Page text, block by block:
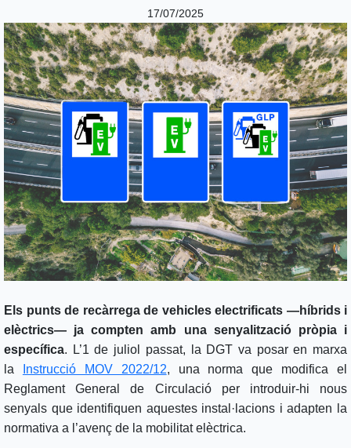
17/07/2025
Els punts de recàrrega de vehicles electrificats —híbrids i
elèctrics— ja compten amb una senyalització pròpia i
específica. L’1 de juliol passat, la DGT va posar en marxa
la
Instrucció MOV 2022/12, una norma que modifica el
Reglament General de Circulació per introduir-hi nous
senyals que identifiquen aquestes instal·lacions i adapten la
normativa a l’avenç de la mobilitat elèctrica.